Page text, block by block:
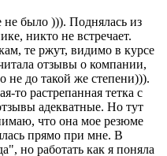
не было ))). Поднялась из
никто не встречает.
те ржут, видимо в курсе
отзывы о компании,
не до такой же степени))).
то растрепанная тетка с
адекватные. Но тут
что она мое резюме
прямо при мне. В
но работать как я поняла